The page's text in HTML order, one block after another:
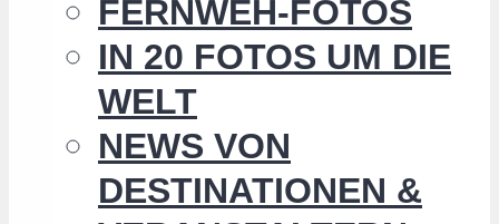
FERNWEH-FOTOS
IN 20 FOTOS UM DIE
WELT
NEWS VON
DESTINATIONEN &